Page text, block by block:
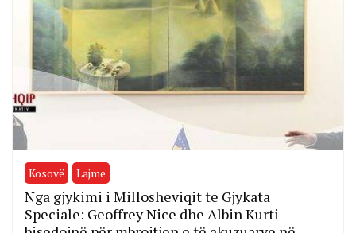
Kosovë Lajme
Nga gjykimi i Millosheviqit te Gjykata
Speciale: Geoffrey Nice dhe Albin Kurti